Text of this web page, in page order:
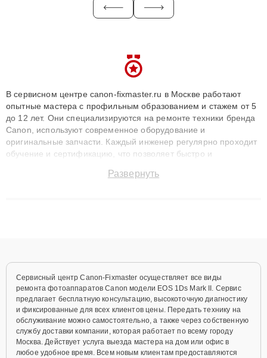
В сервисном центре canon-fixmaster.ru в Москве работают
опытные мастера с профильным образованием и стажем от 5
до 12 лет. Они специализируются на ремонте техники бренда
Canon, используют современное оборудование и
оригинальные запчасти. Каждый инженер регулярно проходит
обучение и сертификацию, что позволяет быстро и
сохранением гарантии до 3 лет. Наши мастера решают
Развернуть
Сервисный центр Canon-Fixmaster осуществляет все виды
ремонта фотоаппаратов Canon модели EOS 1Ds Mark II. Сервис
предлагает бесплатную консультацию, высокоточную диагностику
и фиксированные для всех клиентов цены. Передать технику на
обслуживание можно самостоятельно, а также через собственную
службу доставки компании, которая работает по всему городу
Москва. Действует услуга выезда мастера на дом или офис в
любое удобное время. Всем новым клиентам предоставляются